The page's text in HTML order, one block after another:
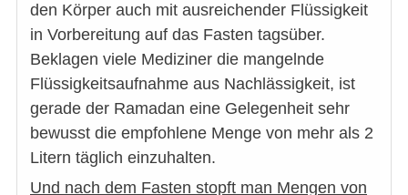
den Körper auch mit ausreichender Flüssigkeit
in Vorbereitung auf das Fasten tagsüber.
Beklagen viele Mediziner die mangelnde
Flüssigkeitsaufnahme aus Nachlässigkeit, ist
gerade der Ramadan eine Gelegenheit sehr
bewusst die empfohlene Menge von mehr als 2
Litern täglich einzuhalten.
Und nach dem Fasten stopft man Mengen von